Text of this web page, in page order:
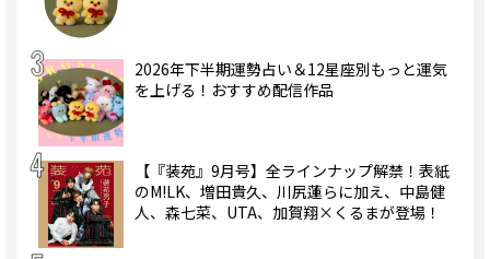
2026年下半期運勢占い＆12星座別もっと運気
を上げる！おすすめ配信作品
【『装苑』9月号】全ラインナップ解禁！表紙
のM!LK、増田貴久、川尻蓮らに加え、中島健
人、森七菜、UTA、加賀翔×くるまが登場！